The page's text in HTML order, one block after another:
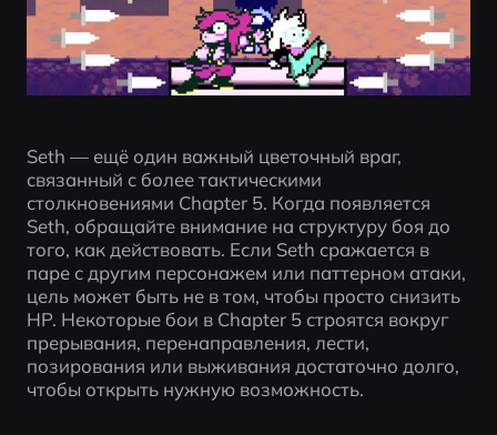
Seth — ещё один важный цветочный враг,
связанный с более тактическими
столкновениями Chapter 5. Когда появляется
Seth, обращайте внимание на структуру боя до
того, как действовать. Если Seth сражается в
паре с другим персонажем или паттерном атаки,
цель может быть не в том, чтобы просто снизить
HP. Некоторые бои в Chapter 5 строятся вокруг
прерывания, перенаправления, лести,
позирования или выживания достаточно долго,
чтобы открыть нужную возможность.